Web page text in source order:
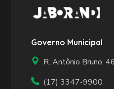
Governo Municipal
R. Antônio Bruno,
(17) 3347-9900